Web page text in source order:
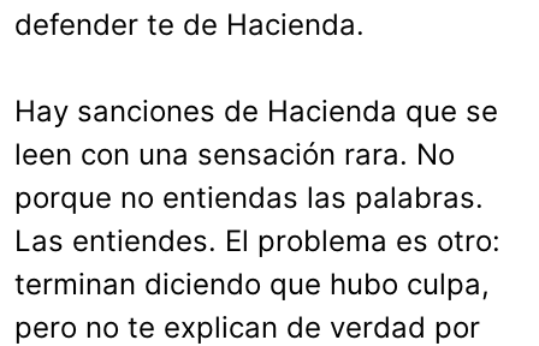
defender te de Hacienda.
Hay sanciones de Hacienda que se
leen con una sensación rara. No
porque no entiendas las palabras.
Las entiendes. El problema es otro:
terminan diciendo que hubo culpa,
pero no te explican de verdad por